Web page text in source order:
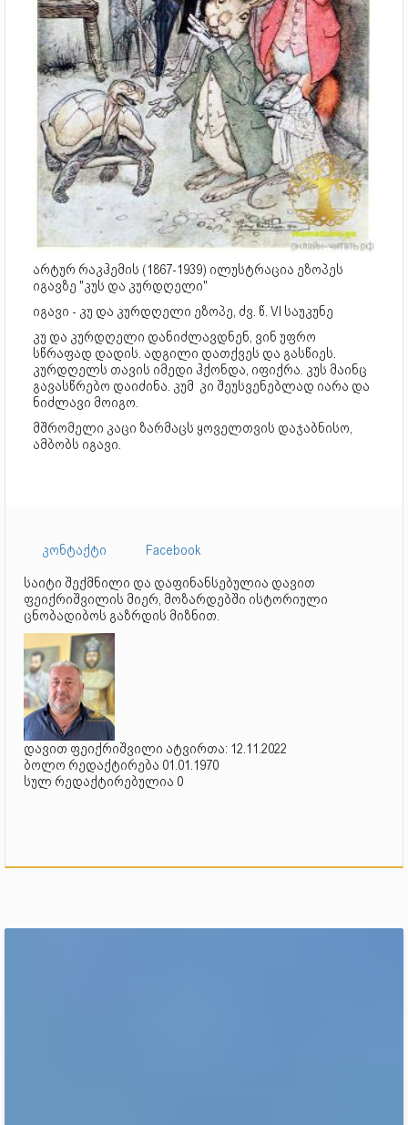
არტურ რაკჰემის (1867-1939) ილუსტრაცია ეზოპეს
იგავზე "კუს და კურდღელი"
იგავი - კუ და კურდღელი ეზოპე, ძვ. წ. VI საუკუნე
კუ და კურდღელი დანიძლავდნენ, ვინ უფრო
სწრაფად დადის. ადგილი დათქვეს და გასწიეს.
კურდღელს თავის იმედი ჰქონდა, იფიქრა. კუს მაინც
გავასწრებო დაიძინა. კუმ კი შეუსვენებლად იარა და
ნიძლავი მოიგო.
მშრომელი კაცი ზარმაცს ყოველთვის დაჯაბნისო,
ამბობს იგავი.
კონტაქტი
Facebook
საიტი შექმნილი და დაფინანსებულია დავით
ფეიქრიშვილის მიერ, მოზარდებში ისტორიული
ცნობადიბოს გაზრდის მიზნით.
დავით ფეიქრიშვილი ატვირთა: 12.11.2022
ბოლო რედაქტირება 01.01.1970
სულ რედაქტირებულია 0